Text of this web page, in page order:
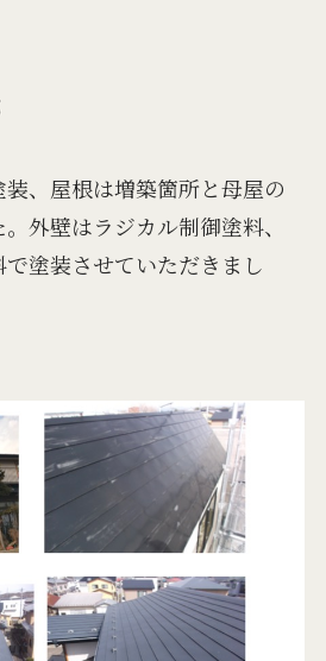
、屋根は増築箇所と母屋の
外壁はラジカル制御塗料、
塗装させていただきまし